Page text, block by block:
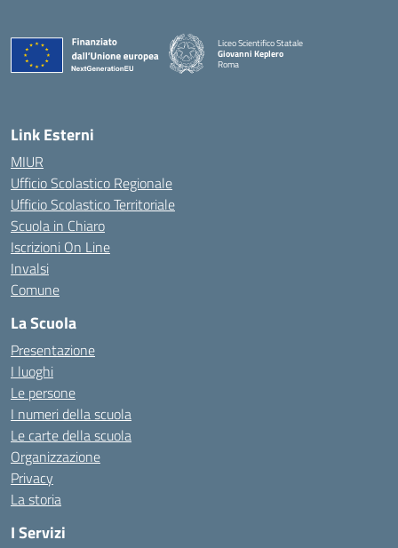
Liceo Scientifico Statale
Giovanni Keplero
Roma
Link Esterni
MIUR
Ufficio Scolastico Regionale
Ufficio Scolastico Territoriale
Scuola in Chiaro
Iscrizioni On Line
Invalsi
Comune
La Scuola
Presentazione
I luoghi
Le persone
I numeri della scuola
Le carte della scuola
Organizzazione
Privacy
La storia
I Servizi